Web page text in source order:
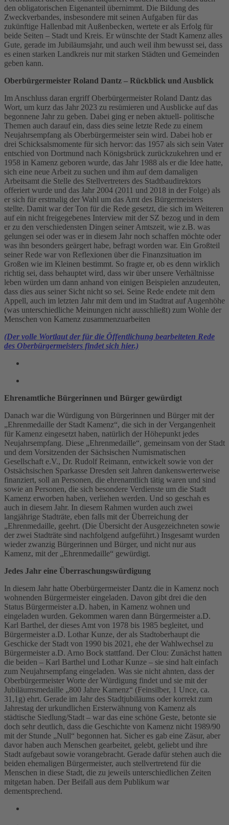
den obligatorischen Eigenanteil übernimmt. Die Bildung des
Zweckverbandes, insbesondere mit seinen Aufgaben für das
zukünftige Hallenbad mit Außenbecken, wertete er als Erfolg für
beide Seiten – Stadt und Kreis. Er wünschte der Stadt Kamenz alles
Gute, gerade im Jubiläumsjahr, und auch weil ihm bewusst sei, dass
es einen starken Landkreis nur mit starken Städten und Gemeinden
geben kann.
Oberbürgermeister Roland Dantz – Rückblick und Ausblick
Im Anschluss daran ergriff Oberbürgermeister Roland Dantz das
Wort, um kurz das Jahr 2023 zu resümieren und Ausblicke auf das
begonnene Jahr zu geben. Dabei ging er neben aktuell- politische
Themen auch darauf ein, dass dies seine letzte Rede zu einem
Neujahrsempfang als Oberbürgermeister sein wird. Dabei hob er
drei Schicksalsmomente für sich hervor: das 1957 als sich sein Vater
entschied von Dortmund nach Königsbrück zurückzukehren und er
1958 in Kamenz geboren wurde, das Jahr 1988 als er die Idee hatte,
sich eine neue Arbeit zu suchen und ihm auf dem damaligen
Arbeitsamt die Stelle des Stellvertreters des Stadtbaudirektors
offeriert wurde und das Jahr 2004 (2011 und 2018 in der Folge) als
er sich für erstmalig der Wahl um das Amt des Bürgermeisters
stellte. Damit war der Ton für die Rede gesetzt, die sich im Weiteren
auf ein nicht freigegebenes Interview mit der SZ bezog und in dem
er zu den verschiedensten Dingen seiner Amtszeit, wie z.B. was
gelungen sei oder was er in diesem Jahr noch schaffen möchte oder
was ihn besonders geärgert habe, befragt worden war. Ein Großteil
seiner Rede war von Reflexionen über die Finanzsituation im
Großen wie im Kleinen bestimmt. So fragte er, ob es denn wirklich
richtig sei, dass behauptet wird, dass wir über unsere Verhältnisse
leben würden um dann anhand von einigen Beispielen anzudeuten,
dass dies aus seiner Sicht nicht so sei. Seine Rede endete mit dem
Appell, auch im letzten Jahr mit dem und im Stadtrat auf Augenhöhe
(was unterschiedliche Meinungen nicht ausschließt) zum Wohle der
Menschen von Kamenz zusammenzuarbeiten
(Der volle Wortlaut der für die Öffentlichung bearbeiteten Rede
des Oberbürgermeisters findet sich hier.)
Ehrenamtliche Bürgerinnen und Bürger gewürdigt
Danach war die Würdigung von Bürgerinnen und Bürger mit der
„Ehrenmedaille der Stadt Kamenz“, die sich in der Vergangenheit
für Kamenz eingesetzt haben, natürlich der Höhepunkt jedes
Neujahrsempfang. Diese „Ehrenmedaille“, gemeinsam von der Stadt
und dem Vorsitzenden der Sächsischen Numismatischen
Gesellschaft e.V., Dr. Rudolf Reimann, entwickelt sowie von der
Ostsächsischen Sparkasse Dresden seit Jahren dankenswerterweise
finanziert, soll an Personen, die ehrenamtlich tätig waren und sind
sowie an Personen, die sich besondere Verdienste um die Stadt
Kamenz erworben haben, verliehen werden. Und so geschah es
auch in diesem Jahr. In diesem Rahmen wurden auch zwei
langjährige Stadträte, eben falls mit der Überreichung der
„Ehrenmedaille, geehrt. (Die Übersicht der Ausgezeichneten sowie
der zwei Stadträte sind nachfolgend aufgeführt.) Insgesamt wurden
wieder zwanzig Bürgerinnen und Bürger, und nicht nur aus
Kamenz, mit der „Ehrenmedaille“ gewürdigt.
Jedes Jahr eine Überraschungswürdigung
In diesem Jahr hatte Oberbürgermeister Dantz die in Kamenz noch
wohnenden Bürgermeister eingeladen. Davon gibt drei die den
Status Bürgermeister a.D. haben, in Kamenz wohnen und
eingeladen wurden. Gekommen waren dann Bürgermeister a.D.
Karl Barthel, der dieses Amt von 1978 bis 1985 begleitet, und
Bürgermeister a.D. Lothar Kunze, der als Stadtoberhaupt die
Geschicke der Stadt von 1990 bis 2021, ehe der Wahlwechsel zu
Bürgermeister a.D. Arno Bock stattfand. Der Clou: Zunächst hatten
die beiden – Karl Barthel und Lothar Kunze – sie sind halt einfach
zum Neujahrsempfang eingeladen. Was sie nicht ahnten, dass der
Oberbürgermeister Worte der Würdigung findet und sie mit der
Jubiläumsmedaille „800 Jahre Kamenz“ (Feinsilber, 1 Unce, ca.
31,1g) ehrt. Gerade im Jahr des Stadtjubiläums oder korrekt zum
Jahrestag der urkundlichen Ersterwähnung von Kamenz als
städtische Siedlung/Stadt – war das eine schöne Geste, betonte sie
doch sehr deutlich, dass die Geschichte von Kamenz nicht 1989/90
mit der Stunde „Null“ begonnen hat. Sicher es gab eine Zäsur, aber
davor haben auch Menschen gearbeitet, gelebt, geliebt und ihre
Stadt aufgebaut sowie vorangebracht. Gerade dafür stehen auch die
beiden ehemaligen Bürgermeister, auch stellvertretend für die
Menschen in diese Stadt, die zu jeweils unterschiedlichen Zeiten
mitgetan haben. Der Beifall aus dem Publikum war
dementsprechend.